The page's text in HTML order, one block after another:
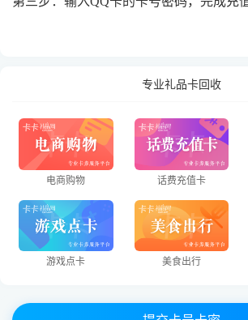
专业礼品卡回收
电商购物 话费充值卡
游戏点卡 美食出行